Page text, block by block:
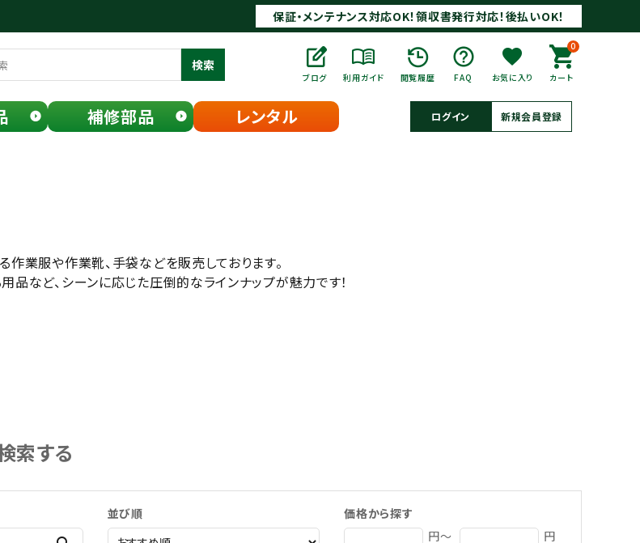
保証・メンテナンス対応OK！領収書発行対応！後払いOK！
検索
ブログ 利用ガイド 閲覧履歴 FAQ お気に入り
0
カート
補修部品 レンタル ログイン 新規会員登録
作業服や作業靴、手袋などを販売しております。
品など、シーンに応じた圧倒的なラインナップが魅力です！
索する
並び順
価格から探す
円～
円